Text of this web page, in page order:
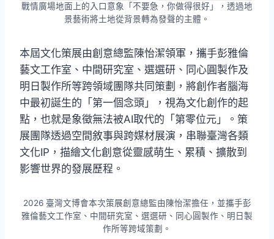
戰情廣場地面上的入口意象「不要急，你做得很好」，透過地
景藝術將土地從背景轉為發聲的主體。
本屆文化策展由創意總監陳怡潔領軍，攜手彭雅倫
藝文工作室、中間研究室、選選研、同心圓製作及
明日製作所等跨領域團隊共同策劃，將創作者腦海
中最初誕生的「第一個念頭」，視為文化創作的起
點，也就是象徵無法被AI取代的「第零位元」。策
展團隊透過空間敘事與跨媒材展演，串聯臺灣各類
文化IP，描繪文化創意從靈感萌生、累積、擴散到
影響世界的發展歷程。
2026 臺灣文博會本次策展創意總監由陳怡潔擔任，並攜手彭
雅倫藝文工作室、中間研究室、選選研、同心圓製作、明日製
作所等跨域策劃。